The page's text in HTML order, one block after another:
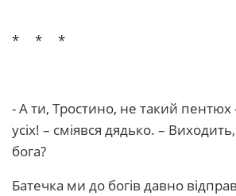
* * *
- А ти, Тростино, не такий пентюх
усіх! – сміявся дядько. –
бога?
Батечка ми до богів давно